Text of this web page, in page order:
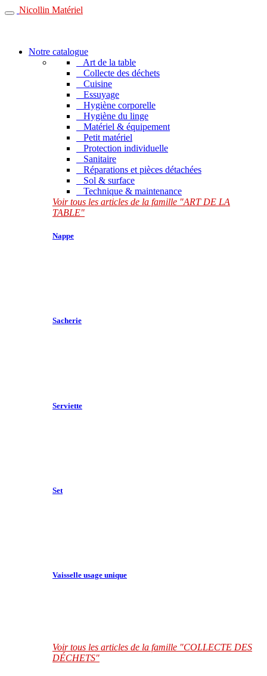
Nicollin Matériel
Notre catalogue
Art de la table
Collecte des déchets
Cuisine
Essuyage
Hygiène corporelle
Hygiène du linge
Matériel & équipement
Petit matériel
Protection individuelle
Sanitaire
Réparations et pièces détachées
Sol & surface
Technique & maintenance
Voir tous les articles de la famille "ART DE LA
TABLE"
Nappe
Sacherie
Serviette
Set
Vaisselle usage unique
Voir tous les articles de la famille "COLLECTE DES
DÉCHETS"